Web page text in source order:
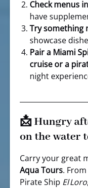
Check menus
have
Try something
showcase
Pair a Miami
cruise or a
night
📩 Hungry
on the water
Carry your great
Aqua Tours.
Pirate Ship El Loro